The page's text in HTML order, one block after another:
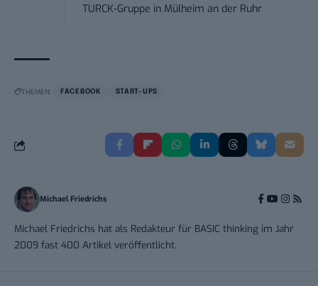
TURCK-Gruppe in Mülheim an der Ruhr
THEMEN: FACEBOOK START-UPS
Michael Friedrichs
Michael Friedrichs hat als Redakteur für BASIC thinking im Jahr
2009 fast 400 Artikel veröffentlicht.